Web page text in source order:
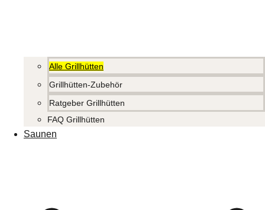
Alle Grillhütten
Grillhütten-Zubehör
Ratgeber Grillhütten
FAQ Grillhütten
Saunen